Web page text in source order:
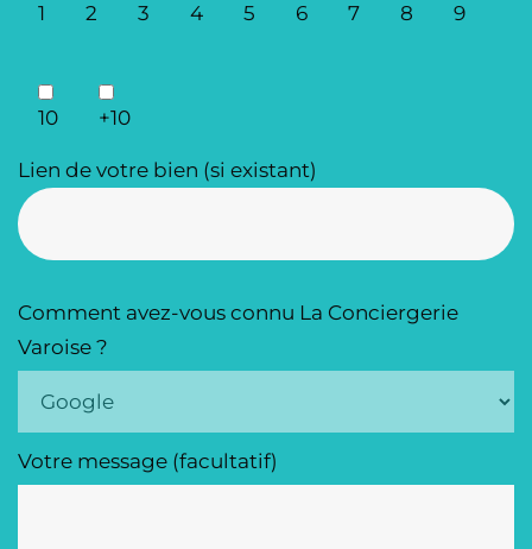
1 2 3 4 5 6 7 8 9
10 +10
Lien de votre bien (si existant)
Comment avez-vous connu La Conciergerie
Varoise ?
Votre message (facultatif)